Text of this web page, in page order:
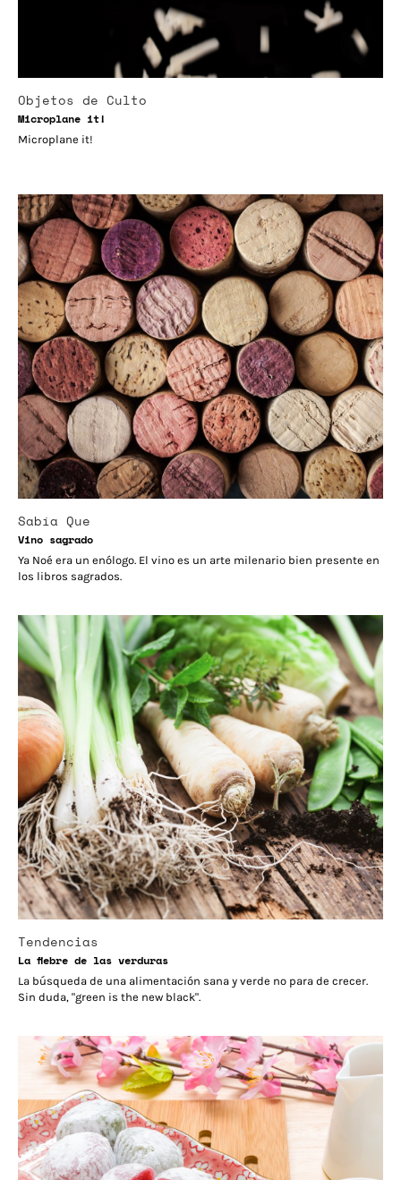
Objetos de Culto
Microplane it!
Microplane it!
Sabía Que
Vino sagrado
Ya Noé era un enólogo. El vino es un arte milenario bien presente en
los libros sagrados.
Tendencias
La fiebre de las verduras
La búsqueda de una alimentación sana y verde no para de crecer.
Sin duda, "green is the new black".